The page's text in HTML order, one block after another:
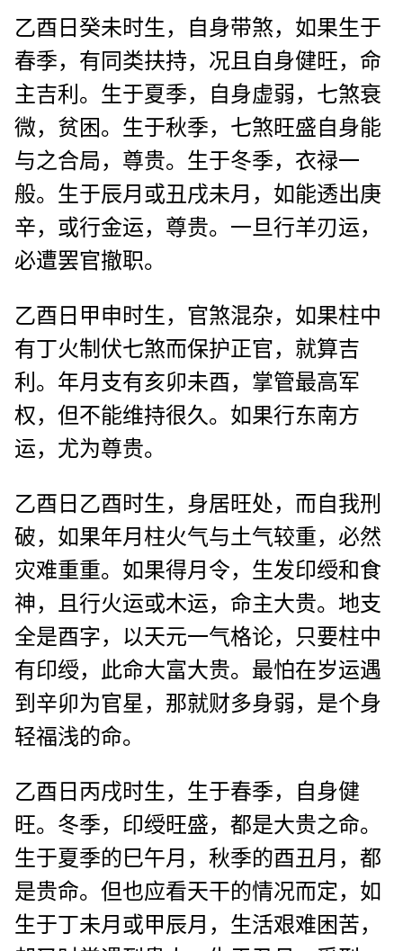
乙酉日癸未时生，自身带煞，如果生于
春季，有同类扶持，况且自身健旺，命
主吉利。生于夏季，自身虚弱，七煞衰
微，贫困。生于秋季，七煞旺盛自身能
与之合局，尊贵。生于冬季，衣禄一
般。生于辰月或丑戌未月，如能透出庚
辛，或行金运，尊贵。一旦行羊刃运，
必遭罢官撤职。
乙酉日甲申时生，官煞混杂，如果柱中
有丁火制伏七煞而保护正官，就算吉
利。年月支有亥卯未酉，掌管最高军
权，但不能维持很久。如果行东南方
运，尤为尊贵。
乙酉日乙酉时生，身居旺处，而自我刑
破，如果年月柱火气与土气较重，必然
灾难重重。如果得月令，生发印绶和食
神，且行火运或木运，命主大贵。地支
全是酉字，以天元一气格论，只要柱中
有印绶，此命大富大贵。最怕在岁运遇
到辛卯为官星，那就财多身弱，是个身
轻福浅的命。
乙酉日丙戌时生，生于春季，自身健
旺。冬季，印绶旺盛，都是大贵之命。
生于夏季的巳午月，秋季的酉丑月，都
是贵命。但也应看天干的情况而定，如
生于丁未月或甲辰月，生活艰难困苦，